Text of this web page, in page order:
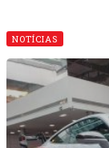
Stuttgart
especial
15 • JULHO • 2026